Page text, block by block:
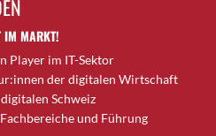
IM MARKT!
Player im IT-Sektor
der digitalen Wirtschaft
Schweiz
und Führung